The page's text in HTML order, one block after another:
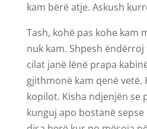
kam bërë atje. Askush
Tash, kohë pas kohe kam
nuk kam. Shpesh
cilat janë lënë prapa
gjithmonë kam qenë vetë.
kopilot. Kisha ndjenjën se
kunguj apo bostanë